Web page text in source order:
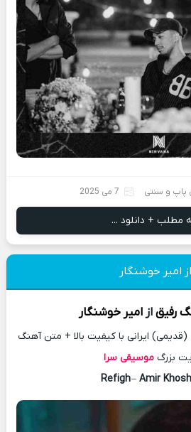
و سنتی 7 می 2025
مطلب + دانلود ...
امیر خوشنگار
رفیقازامیر خوشنگار
ایرانی با کیفیت بالا + متن آهنگ
بزرگ موسیقی سرا
Refigh– Amir